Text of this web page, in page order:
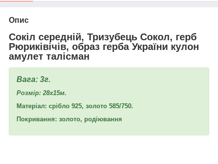
Опис
Сокіл середній, Тризубець Сокол, герб
Рюриківічів, образ герба України кулон
амулет талісман
Вага: 3г.
Розмір: 28x15м.
Матеріал: срібло 925, золото 585/750.
Покривання: золото, родіювання